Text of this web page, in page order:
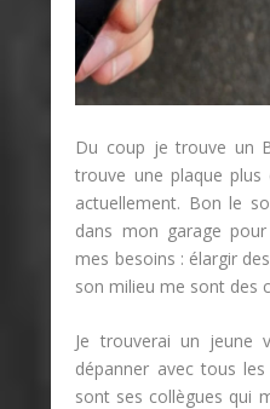
Du coup je trouve un
trouve une plaque plus
actuellement. Bon le
dans mon garage
mes besoins : élargir
son milieu me sont des
Je trouverai un jeune
dépanner avec tous
sont ses collègues qui